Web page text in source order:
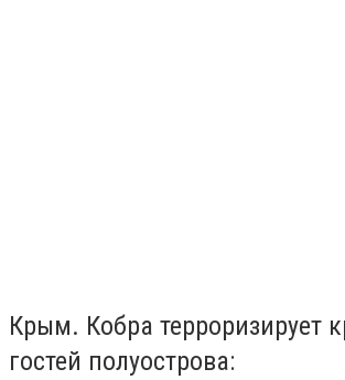
Крым. Кобра терроризирует
гостей полуострова: